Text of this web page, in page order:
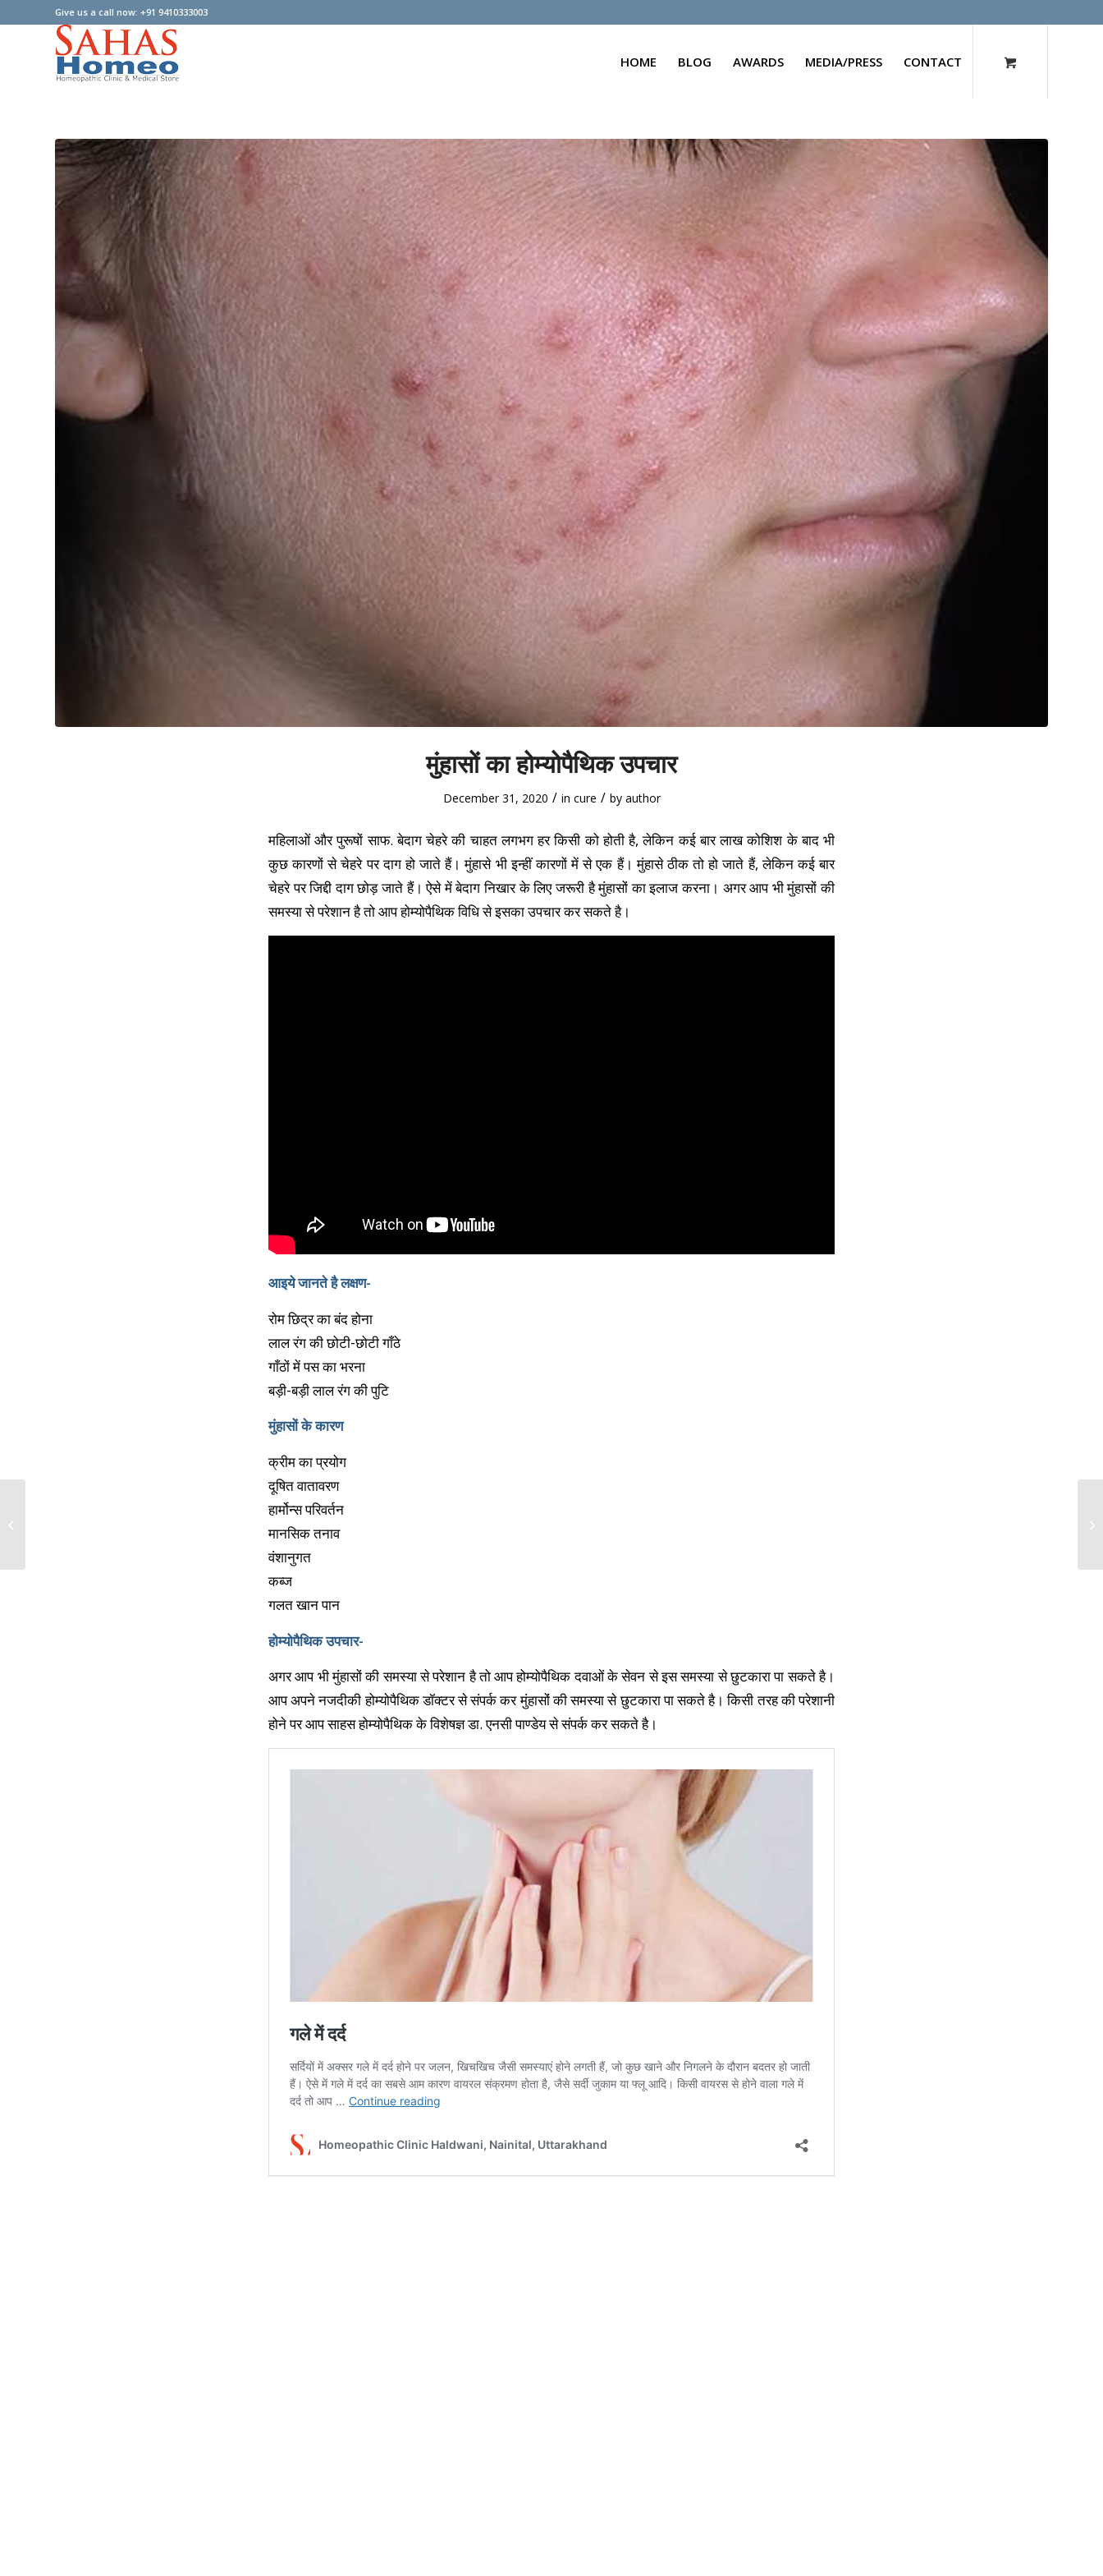
Give us a call now: +91 9410333003
HOME BLOG AWARDS MEDIA/PRESS CONTACT
मुंहासों का होम्योपैथिक उपचार
December 31, 2020 / in cure / by author
महिलाओं और पुरूषों साफ. बेदाग चेहरे की चाहत लगभग हर किसी को होती है, लेकिन कई बार लाख कोशिश के बाद भी
कुछ कारणों से चेहरे पर दाग हो जाते हैं। मुंहासे भी इन्हीं कारणों में से एक हैं। मुंहासे ठीक तो हो जाते हैं, लेकिन कई बार
चेहरे पर जिद्दी दाग छोड़ जाते हैं। ऐसे में बेदाग निखार के लिए जरूरी है मुंहासों का इलाज करना। अगर आप भी मुंहासों की
समस्या से परेशान है तो आप होम्योपैथिक विधि से इसका उपचार कर सकते है।
आइये जानते है लक्षण-
रोम छिद्र का बंद होना
लाल रंग की छोटी-छोटी गाँठे
गाँठों में पस का भरना
बड़ी-बड़ी लाल रंग की पुटि
मुंहासों के कारण
क्रीम का प्रयोग
दूषित वातावरण
हार्मोन्स परिवर्तन
मानसिक तनाव
वंशानुगत
कब्ज
गलत खान पान
होम्योपैथिक उपचार-
अगर आप भी मुंहासों की समस्या से परेशान है तो आप होम्योपैथिक दवाओं के सेवन से इस समस्या से छुटकारा पा सकते है।
आप अपने नजदीकी होम्योपैथिक डॉक्टर से संपर्क कर मुंहासोंं की समस्या से छुटकारा पा सकते है। किसी तरह की परेशानी
होने पर आप साहस होम्योपैथिक के विशेषज्ञ डा. एनसी पाण्डेय से संपर्क कर सकते है।